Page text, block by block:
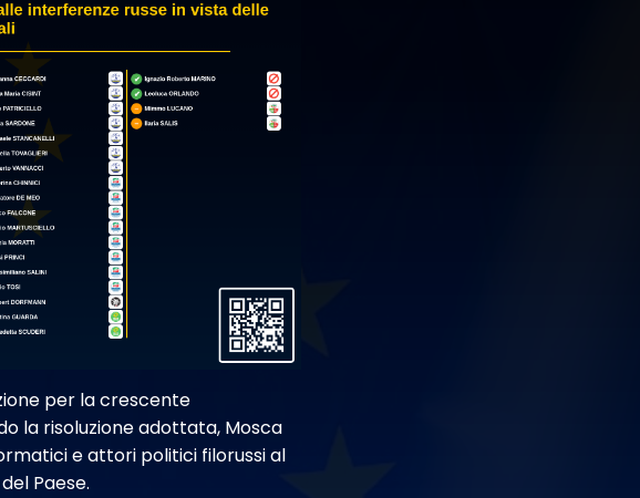
per la crescente
la risoluzione adottata, Mosca
e attori politici filorussi al
Paese.